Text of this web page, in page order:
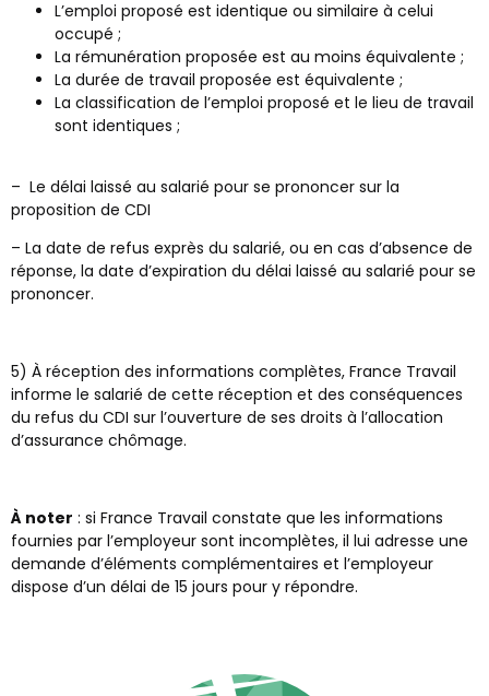
L’emploi proposé est identique ou similaire à celui
occupé ;
La rémunération proposée est au moins équivalente ;
La durée de travail proposée est équivalente ;
La classification de l’emploi proposé et le lieu de travail
sont identiques ;
– Le délai laissé au salarié pour se prononcer sur la
proposition de CDI
– La date de refus exprès du salarié, ou en cas d’absence de
réponse, la date d’expiration du délai laissé au salarié pour se
prononcer.
5) À réception des informations complètes, France Travail
informe le salarié de cette réception et des conséquences
du refus du CDI sur l’ouverture de ses droits à l’allocation
d’assurance chômage.
À noter : si France Travail constate que les informations
fournies par l’employeur sont incomplètes, il lui adresse une
demande d’éléments complémentaires et l’employeur
dispose d’un délai de 15 jours pour y répondre.